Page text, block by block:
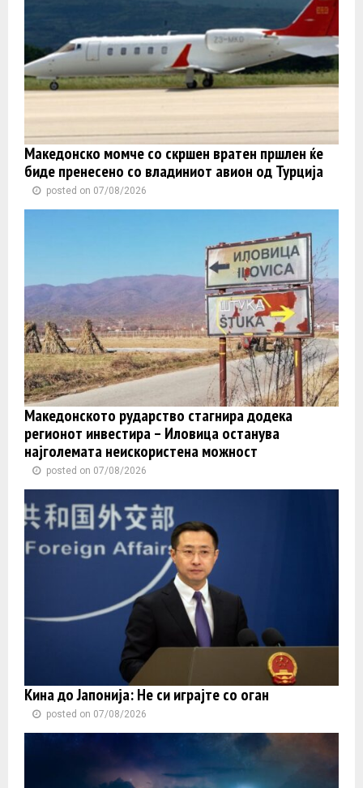
Македонско момче со скршен вратен пршлен ќе
биде пренесено со владиниот авион од Турција
posted on 07/08/2026
Македонското рударство стагнира додека
регионот инвестира – Иловица останува
најголемата неискористена можност
posted on 07/08/2026
Кина до Јапонија: Не си играјте со оган
posted on 07/08/2026